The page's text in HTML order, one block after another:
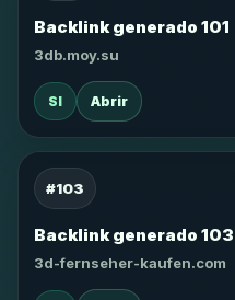
Backlink generado 101
3db.moy.su
SI Abrir
#103
Backlink generado 103
3d-fernseher-kaufen.com